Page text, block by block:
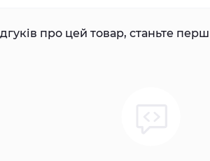
про цей товар, станьте